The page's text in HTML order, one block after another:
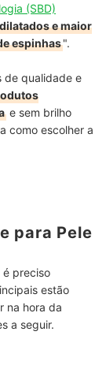
(SBD)
e maior
espinhas".
de qualidade e
e sem brilho
como escolher a
para Pele
é preciso
estão
na hora da
a seguir.